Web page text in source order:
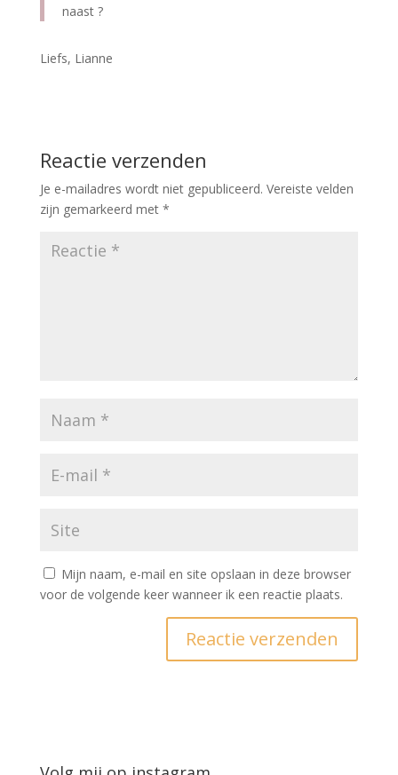
naast ?
Liefs, Lianne
Reactie verzenden
Je e-mailadres wordt niet gepubliceerd. Vereiste velden
zijn gemarkeerd met *
Mijn naam, e-mail en site opslaan in deze browser
voor de volgende keer wanneer ik een reactie plaats.